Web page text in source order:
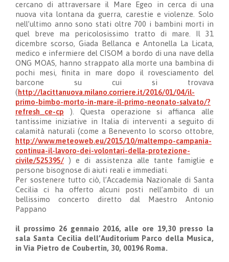
cercano di attraversare il Mare Egeo in cerca di una
nuova vita lontana da guerra, carestie e violenze. Solo
nell’ultimo anno sono stati oltre 700 i bambini morti in
quel breve ma pericolosissimo tratto di mare. Il 31
dicembre scorso, Giada Bellanca e Antonella La Licata,
medico e infermiere del CISOM a bordo di una nave della
ONG MOAS, hanno strappato alla morte una bambina di
pochi mesi, finita in mare dopo il rovesciamento del
barcone su cui si trovava
(http://lacittanuova.milano.corriere.it/2016/01/04/il-
primo-bimbo-morto-in-mare-il-primo-neonato-salvato/?
refresh_ce-cp ). Questa operazione si affianca alle
tantissime iniziative in Italia di interventi a seguito di
calamità naturali (come a Benevento lo scorso ottobre,
http://www.meteoweb.eu/2015/10/maltempo-campania-
continua-il-lavoro-dei-volontari-della-protezione-
civile/525395/ ) e di assistenza alle tante famiglie e
persone bisognose di aiuti reali e immediati.
Per sostenere tutto ciò, l’Accademia Nazionale di Santa
Cecilia ci ha offerto alcuni posti nell’ambito di un
bellissimo concerto diretto dal Maestro Antonio
Pappano
il prossimo 26 gennaio 2016, alle ore 19,30 presso la
sala Santa Cecilia dell’Auditorium Parco della Musica,
in Via Pietro de Coubertin, 30, 00196 Roma.